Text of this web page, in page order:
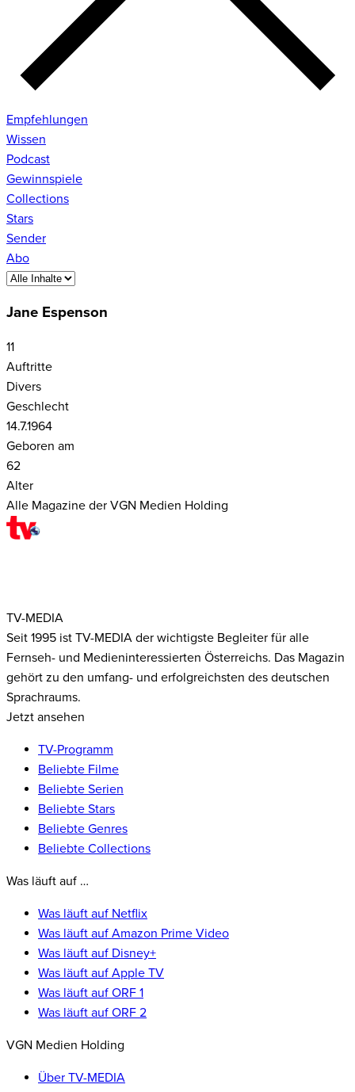
Empfehlungen
Wissen
Podcast
Gewinnspiele
Collections
Stars
Sender
Abo
Jane Espenson
11
Auftritte
Divers
Geschlecht
14.7.1964
Geboren am
62
Alter
Alle Magazine der VGN Medien Holding
TV-MEDIA
Seit 1995 ist TV-MEDIA der wichtigste Begleiter für alle
Fernseh- und Medieninteressierten Österreichs. Das Magazin
gehört zu den umfang- und erfolgreichsten des deutschen
Sprachraums.
Jetzt ansehen
TV-Programm
Beliebte Filme
Beliebte Serien
Beliebte Stars
Beliebte Genres
Beliebte Collections
Was läuft auf …
Was läuft auf Netflix
Was läuft auf Amazon Prime Video
Was läuft auf Disney+
Was läuft auf Apple TV
Was läuft auf ORF 1
Was läuft auf ORF 2
VGN Medien Holding
Über TV-MEDIA